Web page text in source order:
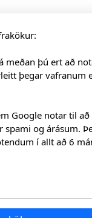
meðan þú ert að
þegar vafranum
Google notar til að
og árásum.
í allt að 6